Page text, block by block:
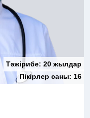
Тәжірибе: 20 жылдар
Пікірлер саны: 16